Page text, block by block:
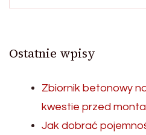
Ostatnie wpisy
Zbiornik betonowy
kwestie przed
Jak dobrać